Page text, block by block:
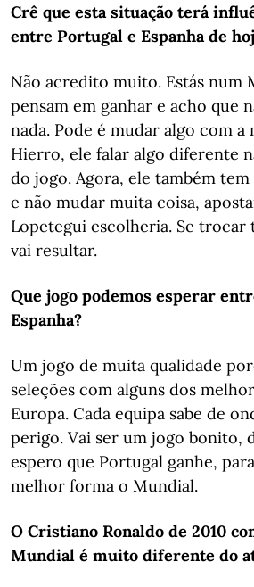
Crê que esta situação terá
entre Portugal e Espanha de
Não acredito muito. Estás num
pensam em ganhar e acho que
nada. Pode é mudar algo com a
Hierro, ele falar algo diferente
do jogo. Agora, ele também
e não mudar muita coisa,
Lopetegui escolheria. Se trocar
vai resultar.
Que jogo podemos esperar
Espanha?
Um jogo de muita qualidade
seleções com alguns dos
Europa. Cada equipa sabe de
perigo. Vai ser um jogo bonito,
espero que Portugal ganhe,
melhor forma o Mundial.
O Cristiano Ronaldo de 2010
Mundial é muito diferente do